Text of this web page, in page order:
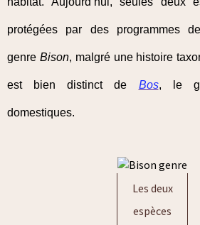
protégées par des programmes
genre Bison, malgré une histoire
est bien distinct de Bos, le
domestiques.
Les deux
espèces